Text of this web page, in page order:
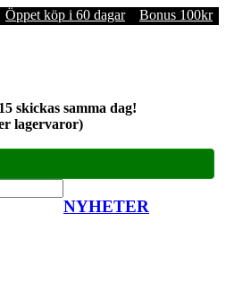
Öppet köp i 60 dagar Bonus 100kr
skickas samma dag!
lagervaror)
NYHETER